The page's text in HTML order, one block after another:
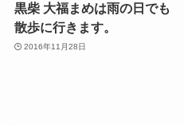
黒柴 大福まめは雨の日でも
散歩に行きます。
2016年11月28日